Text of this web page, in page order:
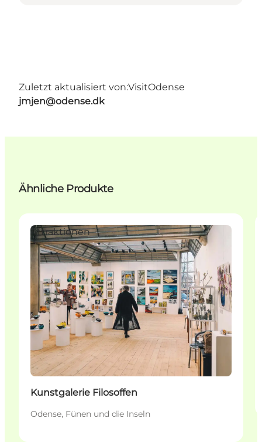
Zuletzt aktualisiert von:VisitOdense
jmjen@odense.dk
Ähnliche Produkte
Attraktionen
Kunstgalerie Filosoffen
Odense, Fünen und die Inseln